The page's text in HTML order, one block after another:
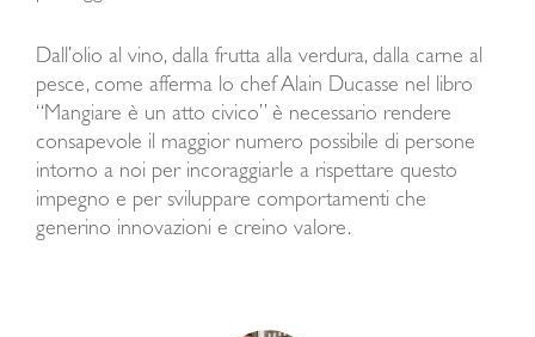
Dall’olio al vino, dalla frutta alla verdura, dalla carne al
pesce, come afferma lo chef Alain Ducasse nel libro
“Mangiare è un atto civico” è necessario rendere
consapevole il maggior numero possibile di persone
intorno a noi per incoraggiarle a rispettare questo
impegno e per sviluppare comportamenti che
generino innovazioni e creino valore.